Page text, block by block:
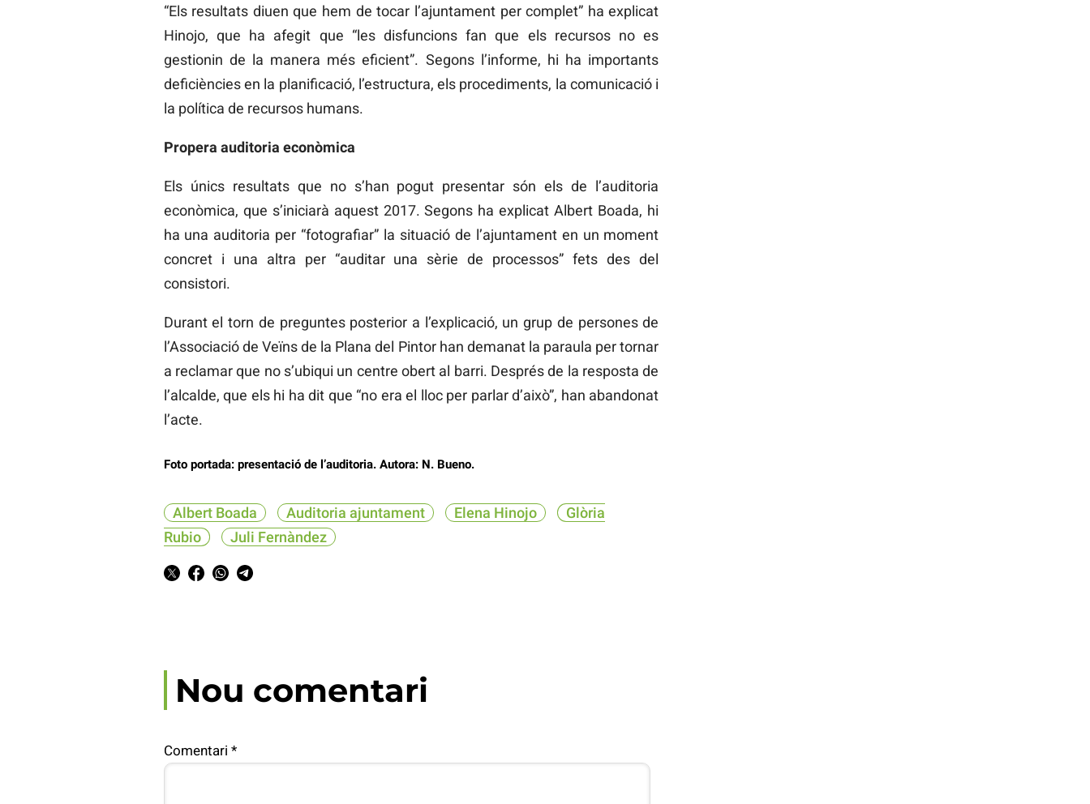
“Els resultats diuen que hem de tocar l’ajuntament per complet” ha explicat
Hinojo, que ha afegit que “les disfuncions fan que els recursos no es
gestionin de la manera més eficient”. Segons l’informe, hi ha importants
deficiències en la planificació, l’estructura, els procediments, la comunicació i
la política de recursos humans.
Propera auditoria econòmica
Els únics resultats que no s’han pogut presentar són els de l’auditoria
econòmica, que s’iniciarà aquest 2017. Segons ha explicat Albert Boada, hi
ha una auditoria per “fotografiar” la situació de l’ajuntament en un moment
concret i una altra per “auditar una sèrie de processos” fets des del
consistori.
Durant el torn de preguntes posterior a l’explicació, un grup de persones de
l’Associació de Veïns de la Plana del Pintor han demanat la paraula per tornar
a reclamar que no s’ubiqui un centre obert al barri. Després de la resposta de
l’alcalde, que els hi ha dit que “no era el lloc per parlar d’això”, han abandonat
l’acte.
Foto portada: presentació de l’auditoria. Autora: N. Bueno.
Albert Boada Auditoria ajuntament Elena Hinojo
Glòria
Rubio
Juli Fernàndez
Nou comentari
Comentari *